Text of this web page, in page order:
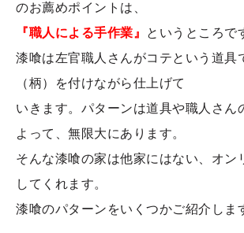
のお薦めポイントは、
『職人による手作業』 というところで
漆喰は左官職人さんがコテという道具
（柄）を付けながら仕上げて
いきます。パターンは道具や職人さん
よって、無限大にあります。
そんな漆喰の家は他家にはない、オン
してくれます。
漆喰のパターンをいくつかご紹介しま